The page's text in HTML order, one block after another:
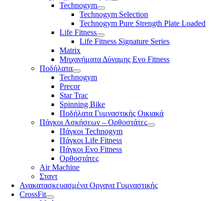
Technogym
Technogym Selection
Technogym Pure Strength Plate Loaded
Life Fitness
Life Fitness Signature Series
Matrix
Μηχανήματα Δύναμης Evo Fitness
Ποδήλατα
Technogym
Precor
Star Trac
Spinning Bike
Ποδήλατα Γυμναστικής Οικιακά
Πάγκοι Ασκήσεων – Ορθοστάτες
Πάγκοι Technogym
Πάγκοι Life Fitness
Πάγκοι Evo Fitness
Ορθοστάτες
Air Machine
Σταντ
Ανακατασκευασμένα Οργανα Γυμναστικής
CrossFit